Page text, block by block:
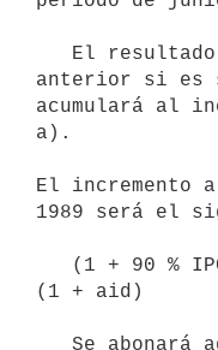
anterior si es
acumulará al
a).
El incremento
1989 será el
(1 + aid)